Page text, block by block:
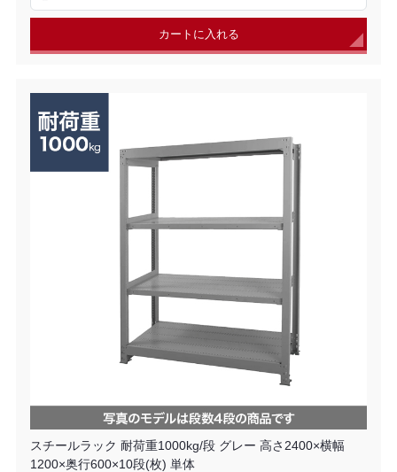
カートに入れる
スチールラック 耐荷重1000kg/段 グレー 高さ2400×横幅
1200×奥行600×10段(枚) 単体